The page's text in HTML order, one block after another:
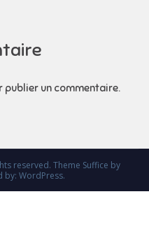
publier un commentaire.
reserved. Theme Suffice by
by: WordPress.